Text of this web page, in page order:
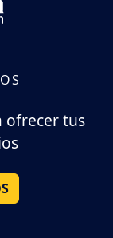
ofrecer tus